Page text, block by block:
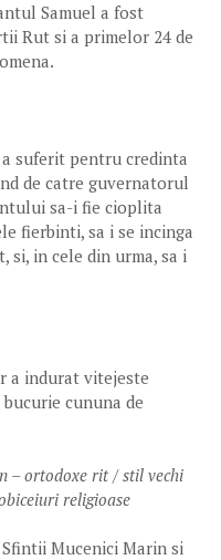
Samuel a fost
Rut si a primelor 24 de
suferit pentru credinta
de catre guvernatorul
sa-i fie cioplita
fierbinti, sa i se incinga
si, in cele din urma, sa i
a indurat vitejeste
cununa de
– ortodoxe rit / stil vechi
religioase
Mucenici Marin si